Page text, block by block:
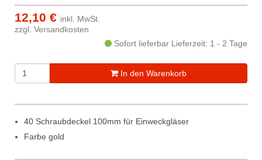
12,10 € inkl. MwSt.
zzgl. Versandkosten
Sofort lieferbar Lieferzeit: 1 - 2 Tage
In den Warenkorb
40 Schraubdeckel 100mm für Einweckgläser
Farbe gold